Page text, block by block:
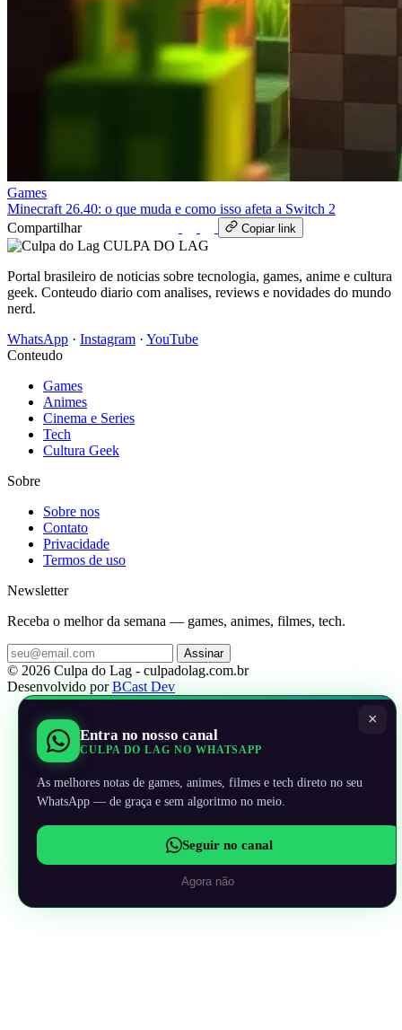
Games
Minecraft 26.40: o que muda e como isso afeta a Switch 2
Compartilhar
Copiar link
CULPA DO LAG
Portal brasileiro de noticias sobre tecnologia, games, anime e cultura
geek. Conteudo diario com analises, reviews e novidades do mundo
nerd.
WhatsApp · Instagram · YouTube
Conteudo
Games
Animes
Cinema e Series
Tech
Cultura Geek
Sobre
Sobre nos
Contato
Privacidade
Termos de uso
Newsletter
Receba o melhor da semana — games, animes, filmes, tech.
Assinar
© 2026 Culpa do Lag - culpadolag.com.br
Desenvolvido porBCast Dev
×
Entra no nosso canal
CULPA DO LAG NO WHATSAPP
As melhores notas de games, animes, filmes e tech direto no seu
WhatsApp — de graça e sem algoritmo no meio.
Seguir no canal
Agora não